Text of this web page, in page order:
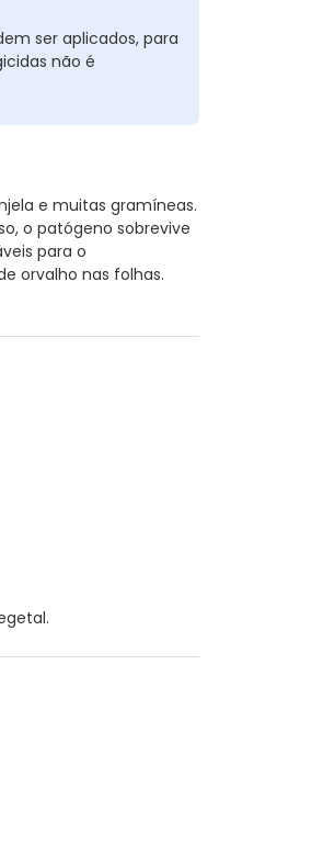
ser aplicados, para
não é
e muitas gramíneas.
o patógeno sobrevive
para o
orvalho nas folhas.